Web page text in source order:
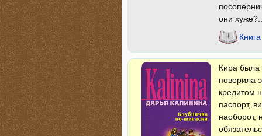
они хуже?..
Кира была
поверила
кредитом
паспорт,
наоборот,